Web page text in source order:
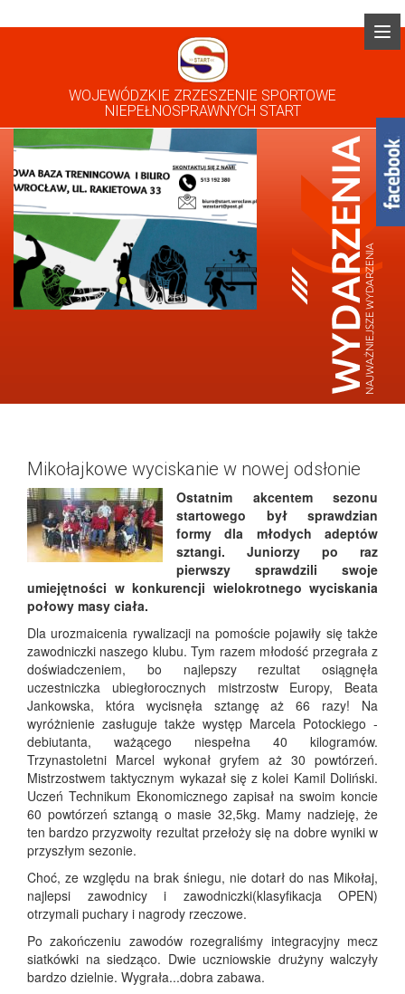
WOJEWÓDZKIE ZRZESZENIE SPORTOWE
NIEPEŁNOSPRAWNYCH START
Mikołajkowe wyciskanie w nowej odsłonie
Ostatnim akcentem sezonu
startowego był sprawdzian
formy dla młodych adeptów
sztangi. Juniorzy po raz
pierwszy sprawdzili swoje
umiejętności w konkurencji wielokrotnego wyciskania
połowy masy ciała.
Dla urozmaicenia rywalizacji na pomoście pojawiły się także
zawodniczki naszego klubu. Tym razem młodość przegrała z
doświadczeniem, bo najlepszy rezultat osiągnęła
uczestniczka ubiegłorocznych mistrzostw Europy, Beata
Jankowska, która wycisnęła sztangę aż 66 razy! Na
wyróżnienie zasługuje także występ Marcela Potockiego -
debiutanta, ważącego niespełna 40 kilogramów.
Trzynastoletni Marcel wykonał gryfem aż 30 powtórzeń.
Mistrzostwem taktycznym wykazał się z kolei Kamil Doliński.
Uczeń Technikum Ekonomicznego zapisał na swoim koncie
60 powtórzeń sztangą o masie 32,5kg. Mamy nadzieję, że
ten bardzo przyzwoity rezultat przełoży się na dobre wyniki w
przyszłym sezonie.
Choć, ze względu na brak śniegu, nie dotarł do nas Mikołaj,
najlepsi zawodnicy i zawodniczki(klasyfikacja OPEN)
otrzymali puchary i nagrody rzeczowe.
Po zakończeniu zawodów rozegraliśmy integracyjny mecz
siatkówki na siedząco. Dwie uczniowskie drużyny walczyły
bardzo dzielnie. Wygrała...dobra zabawa.